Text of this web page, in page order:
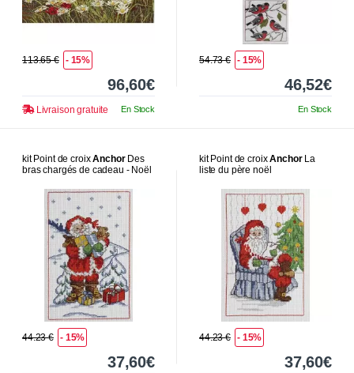
113.65 € - 15%
96,60€
Livraison gratuite En Stock
54.73 € - 15%
46,52€
En Stock
kit Point de croixAnchorDes
bras chargés de cadeau - Noël
44.23 € - 15%
37,60€
kit Point de croixAnchorLa
liste du père noël
44.23 € - 15%
37,60€